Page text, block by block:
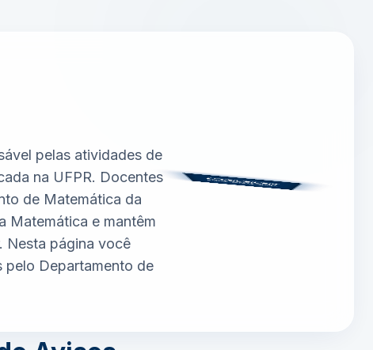
pelas atividades de
na UFPR. Docentes
de Matemática da
Matemática e mantêm
Nesta página você
pelo Departamento de